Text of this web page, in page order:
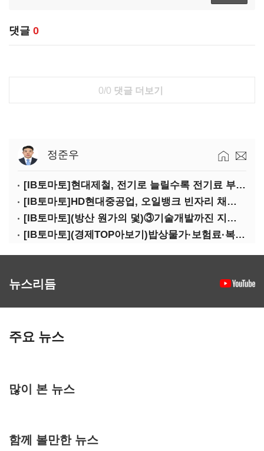
댓글 0
0/0 댓글 더보기
정준우
[IB토마토]현대제철, 전기로 늘릴수록 전기료 부담…저탄소 전환의 역설
[IB토마토]HD현대중공업, 오일뱅크 빈자리 채웠다…그룹 배당 핵심축 부상
[IB토마토](방산 원가의 덫)③기술개발까진 지원…수출은 각자도생
[IB토마토](경제TOP아보기)밥상물가·보험료·복구비…장마가 내미는 청구서
뉴스리듬
주요 뉴스
많이 본 뉴스
함께 볼만한 뉴스